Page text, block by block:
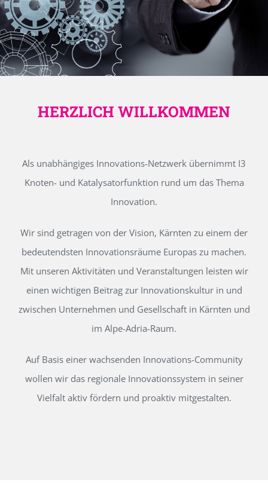
HERZLICH WILLKOMMEN
Als unabhängiges Innovations-Netzwerk übernimmt I3
Knoten- und Katalysatorfunktion rund um das Thema
Innovation.
Wir sind getragen von der Vision, Kärnten zu einem der
bedeutendsten Innovationsräume Europas zu machen.
Mit unseren Aktivitäten und Veranstaltungen leisten wir
einen wichtigen Beitrag zur Innovationskultur in und
zwischen Unternehmen und Gesellschaft in Kärnten und
im Alpe-Adria-Raum.
Auf Basis einer wachsenden Innovations-Community
wollen wir das regionale Innovationssystem in seiner
Vielfalt aktiv fördern und proaktiv mitgestalten.